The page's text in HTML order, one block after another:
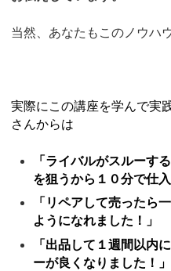
当然、あなたもこのノウハ
実際にこの講座を学んで実
さんからは
「ライバルがスルーす
を狙うから１０分で仕
「リペアして売ったら
ようになれました！」
「出品して１週間以内
ーが良くなりました！」